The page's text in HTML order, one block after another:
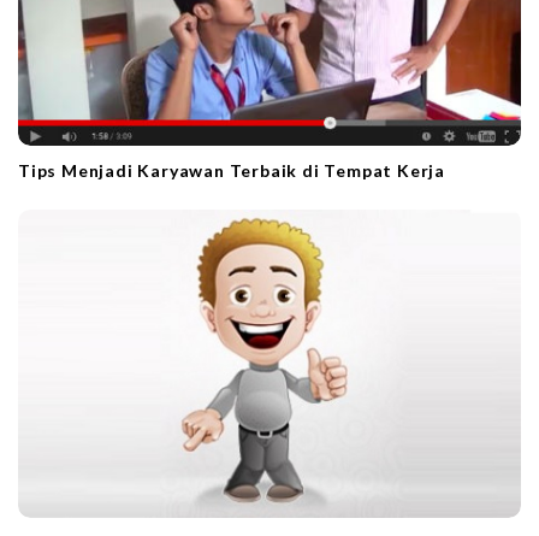
Tips Menjadi Karyawan Terbaik di Tempat Kerja